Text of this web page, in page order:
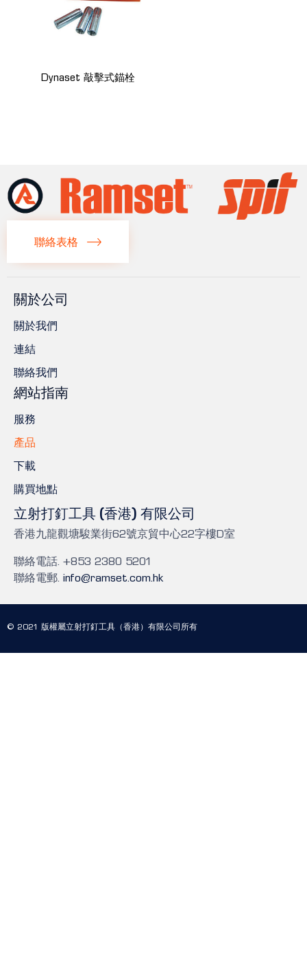
Dynaset 敲擊式錨栓
聯絡表格
關於公司
關於我們
連結
聯絡我們
網站指南
服務
產品
下載
購買地點
立射打釘工具 (香港) 有限公司
香港九龍觀塘駿業街62號京貿中心22字樓D室
聯絡電話. +853 2380 5201
聯絡電郵. info@ramset.com.hk
© 2021 版權屬立射打釘工具（香港）有限公司所有